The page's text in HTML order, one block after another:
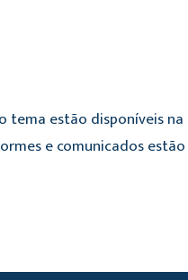
tema estão disponíveis
e comunicados